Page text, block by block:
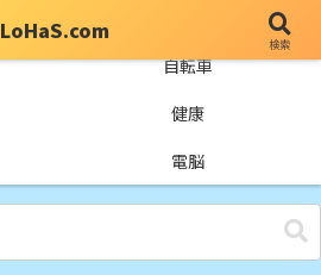
自転車
健康
電脳
LoHaS.com
検索